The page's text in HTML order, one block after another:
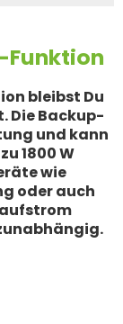
bleibst Du
Die Backup-
und kann
1800 W
wie
oder auch